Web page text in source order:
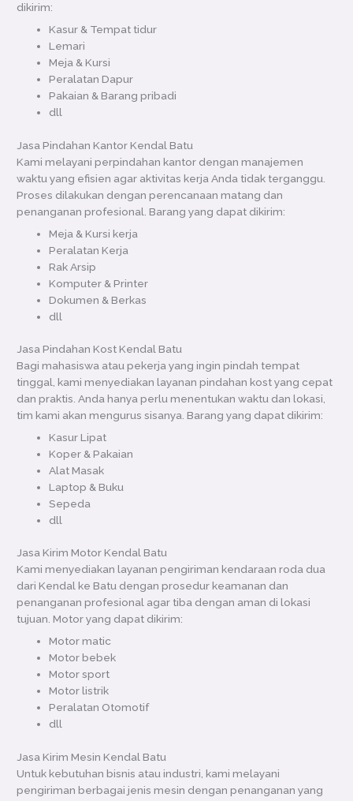
dikirim:
Kasur & Tempat tidur
Lemari
Meja & Kursi
Peralatan Dapur
Pakaian & Barang pribadi
dll
Jasa Pindahan Kantor Kendal Batu
Kami melayani perpindahan kantor dengan manajemen
waktu yang efisien agar aktivitas kerja Anda tidak terganggu.
Proses dilakukan dengan perencanaan matang dan
penanganan profesional. Barang yang dapat dikirim:
Meja & Kursi kerja
Peralatan Kerja
Rak Arsip
Komputer & Printer
Dokumen & Berkas
dll
Jasa Pindahan Kost Kendal Batu
Bagi mahasiswa atau pekerja yang ingin pindah tempat
tinggal, kami menyediakan layanan pindahan kost yang cepat
dan praktis. Anda hanya perlu menentukan waktu dan lokasi,
tim kami akan mengurus sisanya. Barang yang dapat dikirim:
Kasur Lipat
Koper & Pakaian
Alat Masak
Laptop & Buku
Sepeda
dll
Jasa Kirim Motor Kendal Batu
Kami menyediakan layanan pengiriman kendaraan roda dua
dari Kendal ke Batu dengan prosedur keamanan dan
penanganan profesional agar tiba dengan aman di lokasi
tujuan. Motor yang dapat dikirim:
Motor matic
Motor bebek
Motor sport
Motor listrik
Peralatan Otomotif
dll
Jasa Kirim Mesin Kendal Batu
Untuk kebutuhan bisnis atau industri, kami melayani
pengiriman berbagai jenis mesin dengan penanganan yang